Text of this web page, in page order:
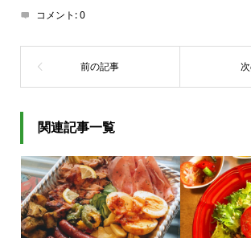
コメント:0
関連記事一覧